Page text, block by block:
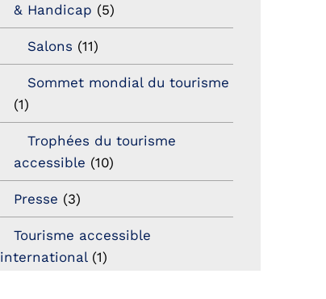
& Handicap (5)
Salons (11)
Sommet mondial du tourisme
(1)
Trophées du tourisme
accessible (10)
Presse (3)
Tourisme accessible
international(1)